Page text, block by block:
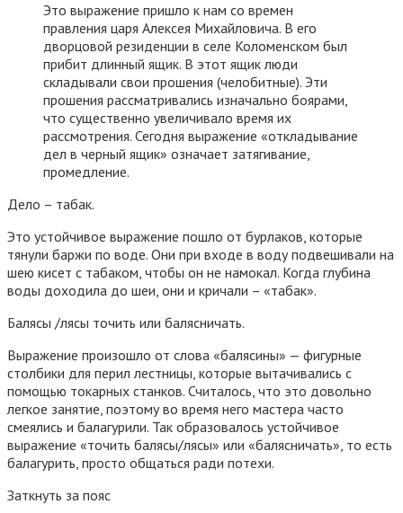
Это выражение пришло к нам со времен
правления царя Алексея Михайловича. В его
дворцовой резиденции в селе Коломенском был
прибит длинный ящик. В этот ящик люди
складывали свои прошения (челобитные). Эти
прошения рассматривались изначально боярами,
что существенно увеличивало время их
рассмотрения. Сегодня выражение «откладывание
дел в черный ящик» означает затягивание,
промедление.
Дело – табак.
Это устойчивое выражение пошло от бурлаков, которые
тянули баржи по воде. Они при входе в воду подвешивали на
шею кисет с табаком, чтобы он не намокал. Когда глубина
воды доходила до шеи, они и кричали – «табак».
Балясы /лясы точить или балясничать.
Выражение произошло от слова «балясины» — фигурные
столбики для перил лестницы, которые вытачивались с
помощью токарных станков. Считалось, что это довольно
легкое занятие, поэтому во время него мастера часто
смеялись и балагурили. Так образовалось устойчивое
выражение «точить балясы/лясы» или «балясничать», то есть
балагурить, просто общаться ради потехи.
Заткнуть за пояс